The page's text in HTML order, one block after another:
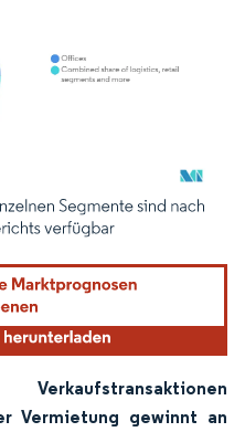
erfordert Namensnennung
Vermietung gewinnt an